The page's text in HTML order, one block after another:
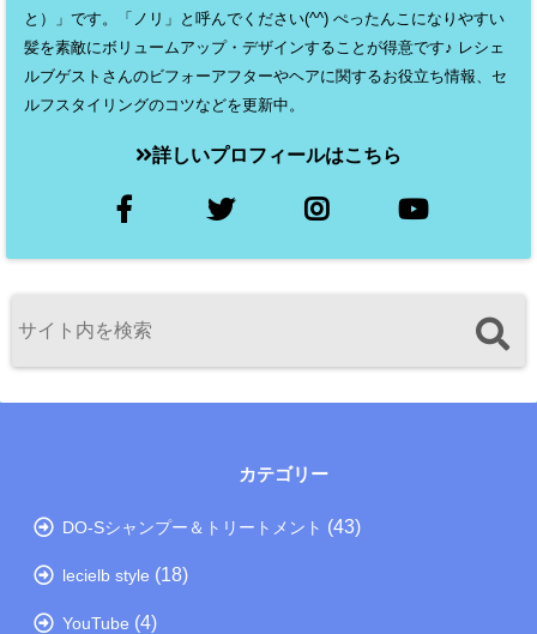
と）」です。「ノリ」と呼んでください(^^) ぺったんこになりやすい
髪を素敵にボリュームアップ・デザインすることが得意です♪ レシェ
ルブゲストさんのビフォーアフターやヘアに関するお役立ち情報、セ
ルフスタイリングのコツなどを更新中。
詳しいプロフィールはこちら
カテゴリー
DO-Sシャンプー＆トリートメント (43)
lecielb style (18)
YouTube (4)